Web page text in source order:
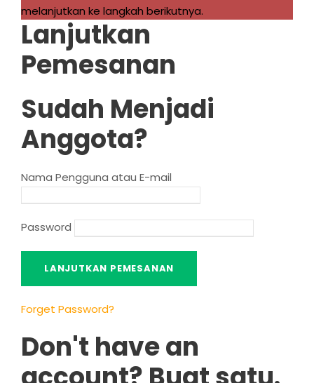
melanjutkan ke langkah berikutnya.
Lanjutkan
Pemesanan
Sudah Menjadi
Anggota?
Nama Pengguna atau E-mail
Password
Forget Password?
Don't have an